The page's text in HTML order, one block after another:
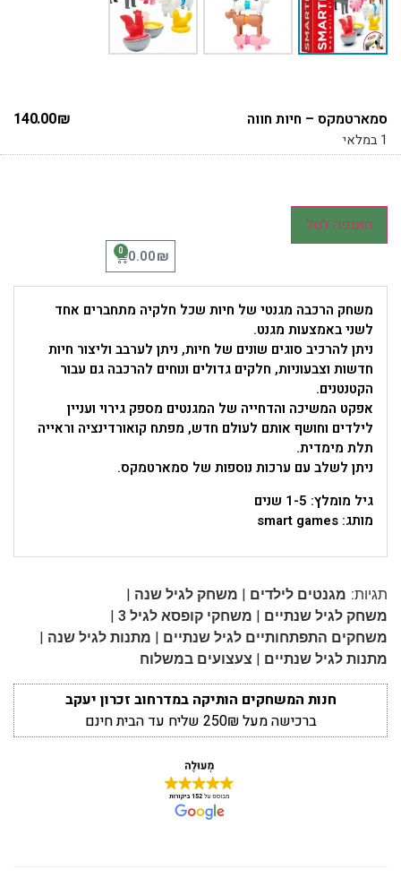
סמארטמקס – חיות חווה 140.00₪
1 במלאי
הוספה לסל
0.00₪
0
משחק הרכבה מגנטי של חיות שכל חלקיה מתחברים אחד
לשני באמצעות מגנט.
ניתן להרכיב סוגים שונים של חיות, ניתן לערבב וליצור חיות
חדשות וצבעוניות, חלקים גדולים ונוחים להרכבה גם עבור
הקטנטנים.
אפקט המשיכה והדחייה של המגנטים מספק גירוי ועניין
לילדים וחושף אותם לעולם חדש, מפתח קואורדינציה וראייה
תלת מימדית.
ניתן לשלב עם ערכות נוספות של סמארטמקס.
גיל מומלץ: 1-5 שנים
מותג: smart games
תגיות: מגנטים לילדים | משחק לגיל שנה |
משחק לגיל שנתיים | משחקי קופסא לגיל 3 |
משחקים התפתחותיים לגיל שנתיים | מתנות לגיל שנה |
מתנות לגיל שנתיים | צעצועים במשלוח
חנות המשחקים הותיקה במדרחוב זכרון יעקב
ברכישה מעל 250₪ שליח עד הבית חינם